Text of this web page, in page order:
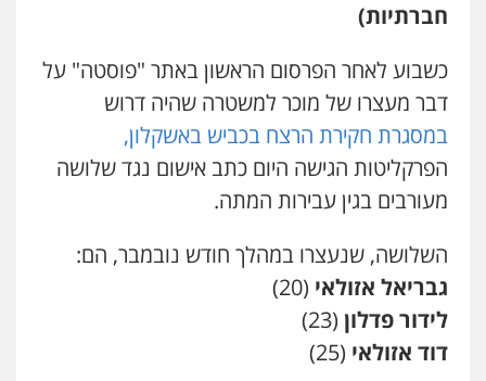
0505078733
עו"ד קארין לגטיוי
פלילי פשיעה חמורה מעצרים וחקירות
0507446995
משרד עורכי דין טאי שרקי
פלילי אסירים
0547556464
חברתיות)
כשבוע לאחר הפרסום הראשון באתר "פוסטה" על
דבר מעצרו של מוכר למשטרה שהיה דרוש
במסגרת חקירת הרצח בכביש באשקלון,
הפרקליטות הגישה היום כתב אישום נגד שלושה
מעורבים בגין עבירות המתה.
השלושה, שנעצרו במהלך חודש נובמבר, הם:
גבריאל אזולאי (20)
לידור פדלון (23)
דוד אזולאי (25)